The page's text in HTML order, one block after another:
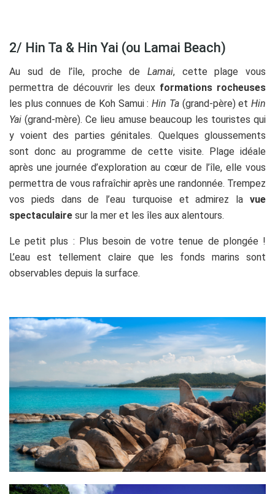
2/ Hin Ta & Hin Yai (ou Lamai Beach)
Au sud de l’île, proche de Lamai, cette plage vous
permettra de découvrir les deux formations rocheuses
les plus connues de Koh Samui :Hin Ta(grand-père) etHin
Yai (grand-mère). Ce lieu amuse beaucoup les touristes qui
y voient des parties génitales. Quelques gloussements
sont donc au programme de cette visite. Plage idéale
après une journée d’exploration au cœur de l’île, elle vous
permettra de vous rafraîchir après une randonnée. Trempez
vos pieds dans de l’eau turquoise et admirez la vue
spectaculaire sur la mer et les îles aux alentours.
Le petit plus : Plus besoin de votre tenue de plongée !
L’eau est tellement claire que les fonds marins sont
observables depuis la surface.